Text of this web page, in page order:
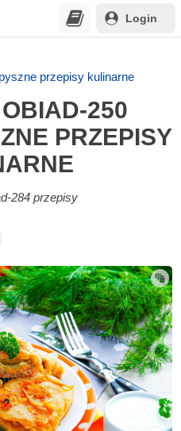
Login
przepisy kulinarne
250
PRZEPISY
284 przepisy